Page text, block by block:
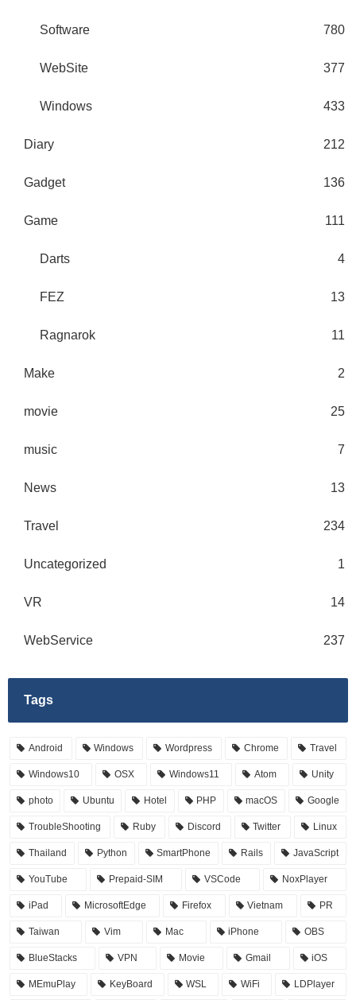
Software 780
WebSite 377
Windows 433
Diary 212
Gadget 136
Game 111
Darts 4
FEZ 13
Ragnarok 11
Make 2
movie 25
music 7
News 13
Travel 234
Uncategorized 1
VR 14
WebService 237
Tags
Android Windows Wordpress Chrome Travel
Windows10 OSX Windows11 Atom Unity
photo Ubuntu Hotel PHP macOS Google
TroubleShooting Ruby Discord Twitter Linux
Thailand Python SmartPhone Rails JavaScript
YouTube Prepaid-SIM VSCode NoxPlayer
iPad MicrosoftEdge Firefox Vietnam PR
Taiwan Vim Mac iPhone OBS
BlueStacks VPN Movie Gmail iOS
MEmuPlay KeyBoard WSL WiFi LDPlayer